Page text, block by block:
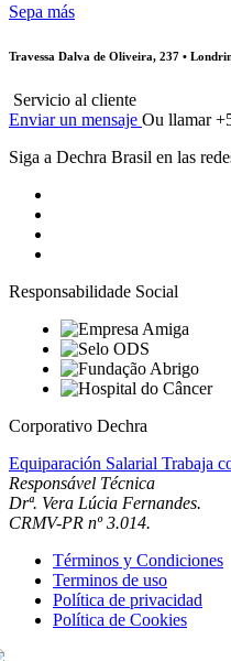
Sepa más
Travessa Dalva de Oliveira, 237 •
Servicio al cliente
Enviar un mensaje Ou llamar
Siga a Dechra Brasil en las
Responsabilidade Social
Corporativo Dechra
Equiparación Salarial Trabaja
Responsável Técnica
Drª. Vera Lúcia Fernandes.
CRMV-PR nº 3.014.
Términos y Condiciones
Terminos de uso
Política de privacidad
Política de Cookies